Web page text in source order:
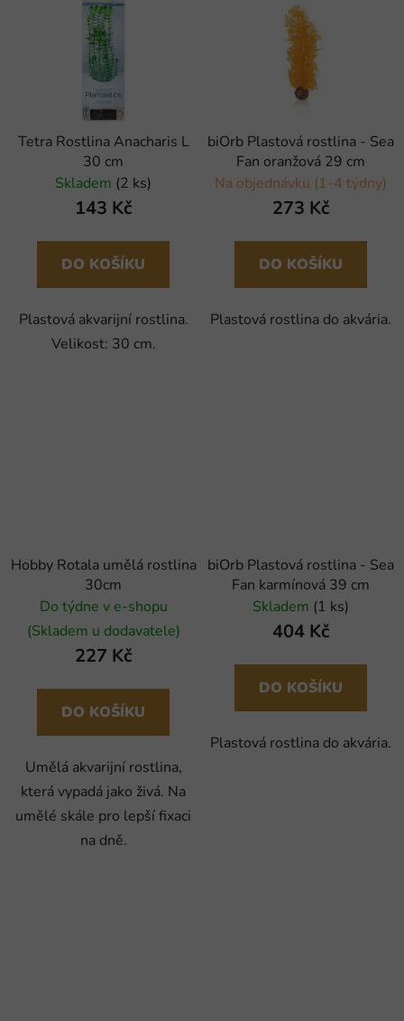
Tetra Rostlina Anacharis L
30 cm
Skladem (2 ks)
143 Kč
DO KOŠÍKU
Plastová akvarijní rostlina.
Velikost: 30 cm.
biOrb Plastová rostlina - Sea
Fan oranžová 29 cm
Na objednávku (1-4 týdny)
273 Kč
DO KOŠÍKU
Plastová rostlina do akvária.
Hobby Rotala umělá rostlina
30cm
Do týdne v e-shopu
(Skladem u dodavatele)
227 Kč
DO KOŠÍKU
Umělá akvarijní rostlina,
která vypadá jako živá. Na
umělé skále pro lepší fixaci
na dně.
biOrb Plastová rostlina - Sea
Fan karmínová 39 cm
Skladem (1 ks)
404 Kč
DO KOŠÍKU
Plastová rostlina do akvária.